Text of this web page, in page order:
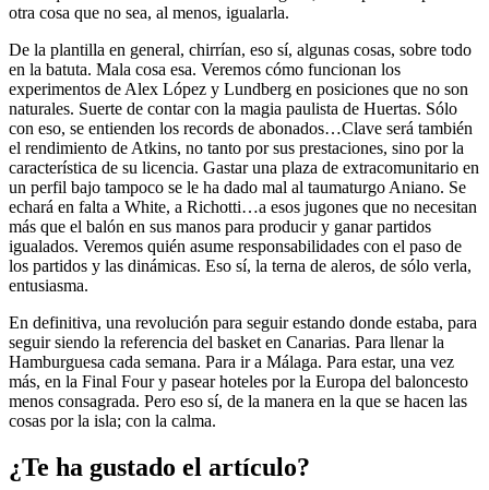
otra cosa que no sea, al menos, igualarla.
De la plantilla en general, chirrían, eso sí, algunas cosas, sobre todo
en la batuta. Mala cosa esa. Veremos cómo funcionan los
experimentos de Alex López y Lundberg en posiciones que no son
naturales. Suerte de contar con la magia paulista de Huertas. Sólo
con eso, se entienden los records de abonados…Clave será también
el rendimiento de Atkins, no tanto por sus prestaciones, sino por la
característica de su licencia. Gastar una plaza de extracomunitario en
un perfil bajo tampoco se le ha dado mal al taumaturgo Aniano. Se
echará en falta a White, a Richotti…a esos jugones que no necesitan
más que el balón en sus manos para producir y ganar partidos
igualados. Veremos quién asume responsabilidades con el paso de
los partidos y las dinámicas. Eso sí, la terna de aleros, de sólo verla,
entusiasma.
En definitiva, una revolución para seguir estando donde estaba, para
seguir siendo la referencia del basket en Canarias. Para llenar la
Hamburguesa cada semana. Para ir a Málaga. Para estar, una vez
más, en la Final Four y pasear hoteles por la Europa del baloncesto
menos consagrada. Pero eso sí, de la manera en la que se hacen las
cosas por la isla; con la calma.
¿Te ha gustado el artículo?